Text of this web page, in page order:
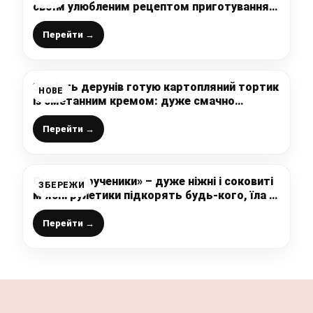
своїм улюбленим рецептом приготування
скумбрії, такий обід стане Вашим
улюбленим
Перейти →
НОВЕ
Замість дерунів готую картопляний тортик
із сметанним кремом: дуже смачно
виходить і соковито, з доступних продуктів
і картоплю заздалегідь не варю
Перейти →
ЗБЕРЕЖИ
Смачні «Крученики» – дуже ніжні і соковиті
м’ясні рулетики підкорять будь-кого, їла б
їх щодня
Перейти →